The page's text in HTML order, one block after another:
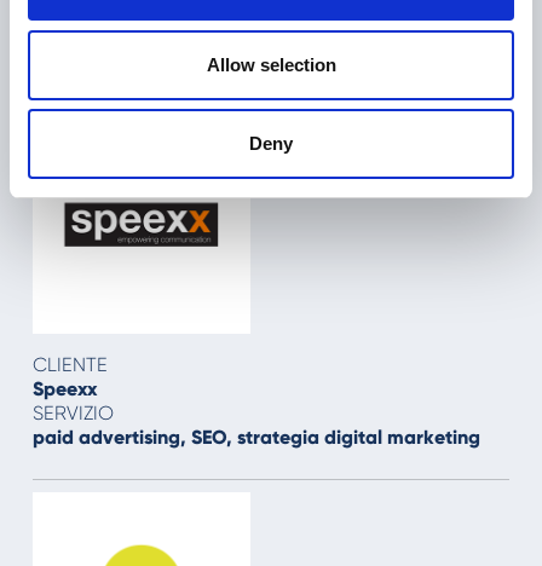
Allow selection
Deny
aiutato a crescere
CLIENTE
Speexx
SERVIZIO
paid advertising, SEO, strategia digital marketing